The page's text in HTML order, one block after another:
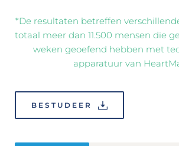
*De resultaten betreffen
totaal meer dan 11.500 mensen die
weken geoefend hebben met
apparatuur van
BESTUDEER